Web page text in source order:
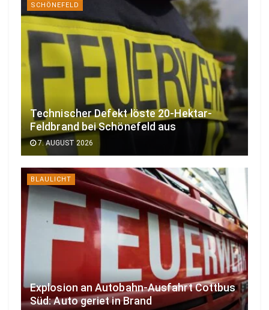
SCHÖNEFELD
Technischer Defekt löste 20-Hektar-
Feldbrand bei Schönefeld aus
7. AUGUST 2026
BLAULICHT
Explosion an Autobahn-Ausfahrt Cottbus
Süd: Auto geriet in Brand